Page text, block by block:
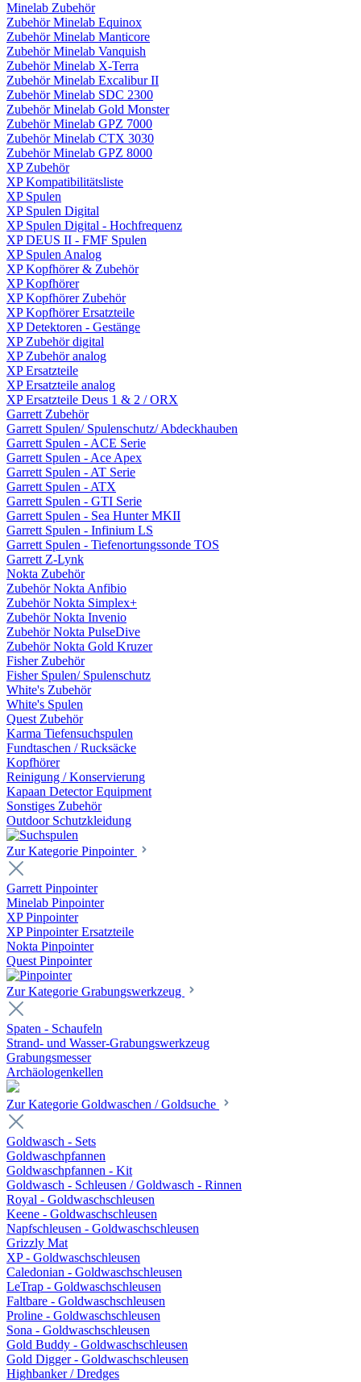
Minelab Zubehör
Zubehör Minelab Equinox
Zubehör Minelab Manticore
Zubehör Minelab Vanquish
Zubehör Minelab X-Terra
Zubehör Minelab Excalibur II
Zubehör Minelab SDC 2300
Zubehör Minelab Gold Monster
Zubehör Minelab GPZ 7000
Zubehör Minelab CTX 3030
Zubehör Minelab GPZ 8000
XP Zubehör
XP Kompatibilitätsliste
XP Spulen
XP Spulen Digital
XP Spulen Digital - Hochfrequenz
XP DEUS II - FMF Spulen
XP Spulen Analog
XP Kopfhörer & Zubehör
XP Kopfhörer
XP Kopfhörer Zubehör
XP Kopfhörer Ersatzteile
XP Detektoren - Gestänge
XP Zubehör digital
XP Zubehör analog
XP Ersatzteile
XP Ersatzteile analog
XP Ersatzteile Deus 1 & 2 / ORX
Garrett Zubehör
Garrett Spulen/ Spulenschutz/ Abdeckhauben
Garrett Spulen - ACE Serie
Garrett Spulen - Ace Apex
Garrett Spulen - AT Serie
Garrett Spulen - ATX
Garrett Spulen - GTI Serie
Garrett Spulen - Sea Hunter MKII
Garrett Spulen - Infinium LS
Garrett Spulen - Tiefenortungssonde TOS
Garrett Z-Lynk
Nokta Zubehör
Zubehör Nokta Anfibio
Zubehör Nokta Simplex+
Zubehör Nokta Invenio
Zubehör Nokta PulseDive
Zubehör Nokta Gold Kruzer
Fisher Zubehör
Fisher Spulen/ Spulenschutz
White's Zubehör
White's Spulen
Quest Zubehör
Karma Tiefensuchspulen
Fundtaschen / Rucksäcke
Kopfhörer
Reinigung / Konservierung
Kapaan Detector Equipment
Sonstiges Zubehör
Outdoor Schutzkleidung
Zur Kategorie Pinpointer
Garrett Pinpointer
Minelab Pinpointer
XP Pinpointer
XP Pinpointer Ersatzteile
Nokta Pinpointer
Quest Pinpointer
Zur Kategorie Grabungswerkzeug
Spaten - Schaufeln
Strand- und Wasser-Grabungswerkzeug
Grabungsmesser
Archäologenkellen
Zur Kategorie Goldwaschen / Goldsuche
Goldwasch - Sets
Goldwaschpfannen
Goldwaschpfannen - Kit
Goldwasch - Schleusen / Goldwasch - Rinnen
Royal - Goldwaschschleusen
Keene - Goldwaschschleusen
Napfschleusen - Goldwaschschleusen
Grizzly Mat
XP - Goldwaschschleusen
Caledonian - Goldwaschschleusen
LeTrap - Goldwaschschleusen
Faltbare - Goldwaschschleusen
Proline - Goldwaschschleusen
Sona - Goldwaschschleusen
Gold Buddy - Goldwaschschleusen
Gold Digger - Goldwaschschleusen
Highbanker / Dredges